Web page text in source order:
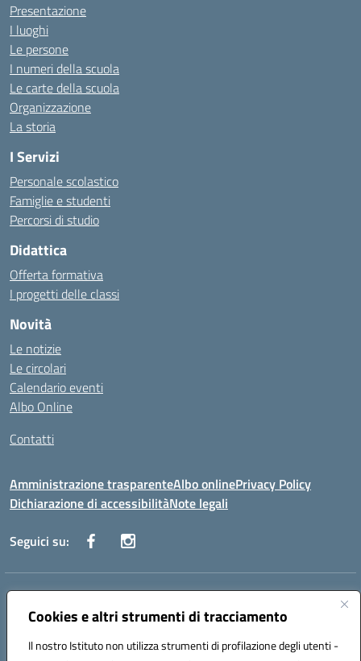
Cookies e altri strumenti di tracciamento
Il nostro Istituto non utilizza strumenti di profilazione degli utenti -
Presentazione
I luoghi
Le persone
I numeri della scuola
Le carte della scuola
Organizzazione
La storia
I Servizi
Personale scolastico
Famiglie e studenti
Percorsi di studio
Didattica
Offerta formativa
I progetti delle classi
Novità
Le notizie
Le circolari
Calendario eventi
Albo Online
Contatti
Amministrazione trasparenteAlbo onlinePrivacy Policy
Dichiarazione di accessibilitàNote legali
Seguici su:
Indirizzo:
Centralino:0881636571 Email:fgps040004@istruzione.it